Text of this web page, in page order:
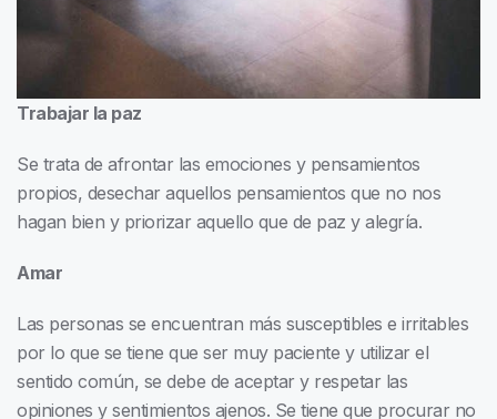
Trabajar la paz
Se trata de afrontar las emociones y pensamientos
propios, desechar aquellos pensamientos que no nos
hagan bien y priorizar aquello que de paz y alegría.
Amar
Las personas se encuentran más susceptibles e irritables
por lo que se tiene que ser muy paciente y utilizar el
sentido común, se debe de aceptar y respetar las
opiniones y sentimientos ajenos. Se tiene que procurar no